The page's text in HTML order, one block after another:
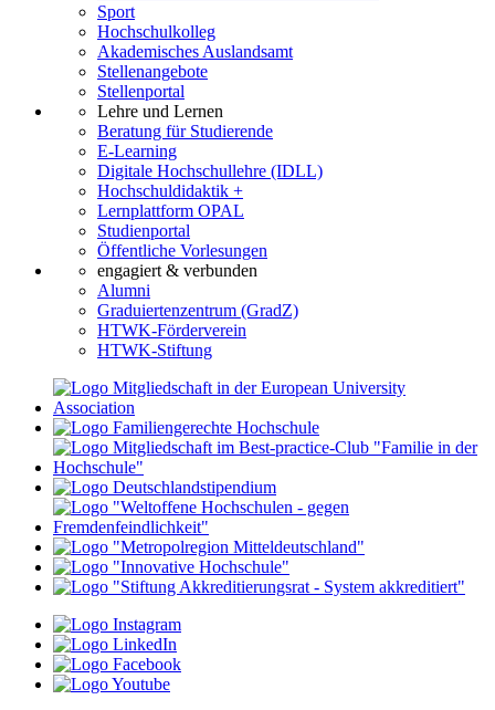
Sport
Hochschulkolleg
Akademisches Auslandsamt
Stellenangebote
Stellenportal
Lehre und Lernen
Beratung für Studierende
E-Learning
Digitale Hochschullehre (IDLL)
Hochschuldidaktik +
Lernplattform OPAL
Studienportal
Öffentliche Vorlesungen
engagiert & verbunden
Alumni
Graduiertenzentrum (GradZ)
HTWK-Förderverein
HTWK-Stiftung